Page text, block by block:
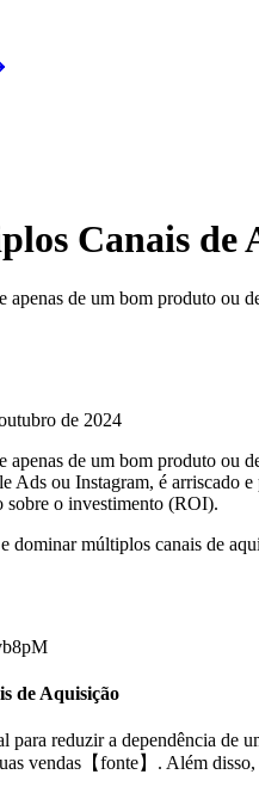
Canais de
apenas de um bom produto
de 2024
apenas de um bom produto
Ads ou Instagram, é arriscado
sobre o investimento (ROI).
múltiplos canais de
de Aquisição
reduzir a dependência de
vendas【fonte】. Além